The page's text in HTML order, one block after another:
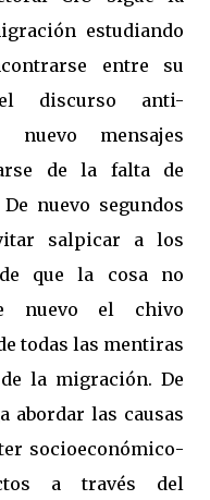
estudiando
entre su
discurso anti-
mensajes
de la falta de
nuevo segundos
salpicar a los
que la cosa no
nuevo el chivo
todas las mentiras
la migración. De
abordar las causas
socioeconómico-
a través del